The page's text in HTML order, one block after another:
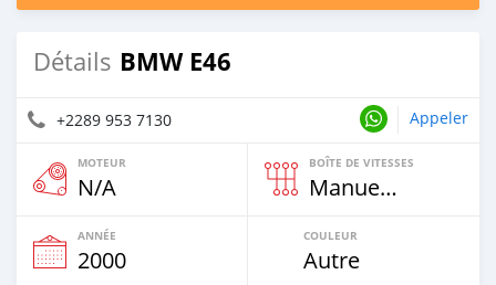
Détails BMW E46
+2289 953 7130 Appeler
MOTEUR
N/A
BOÎTE DE VITESSES
Manuelle
ANNÉE
2000
COULEUR
Autre